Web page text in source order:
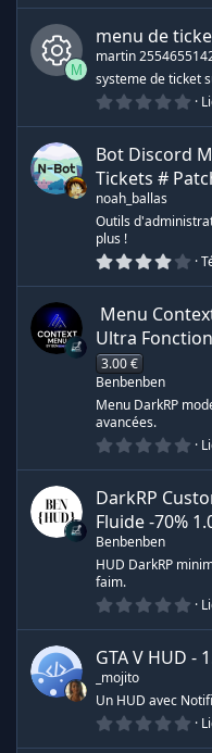
e
s
o
u
c
e
s
(
s
)
c
ô
n
e
d
r
e
o
u
e
0
0
é
t
o
i
s
(
s
)
c
ô
e
d
e
s
s
u
r
M
menu de
martin
systeme de ticket
0
0
0
é
t
o
l
s
Bot Discord
Tickets #
noah_ballas
Outils
plus !
4
0
0
é
t
o
e
s
s
Menu
Ultra
3.00 €
Benbenben
Menu DarkRP
avancées.
0
0
0
é
t
o
l
s
DarkRP
Fluide -70%
Benbenben
HUD DarkRP
faim.
0
0
é
o
i
GTA V HUD -
_mojito
Un HUD avec
0